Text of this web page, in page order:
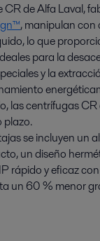
CR de Alfa Laval,
, manipulan con
lo que
para la
y la
las centrífugas
plazo.
se incluyen un
un diseño
rápido y eficaz
un 60 % menor